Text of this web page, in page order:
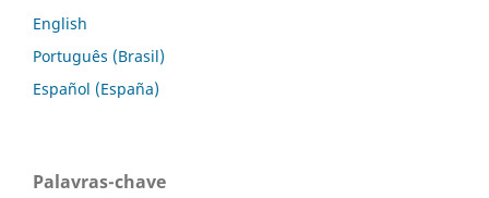
English
Português (Brasil)
Español (España)
Palavras-chave